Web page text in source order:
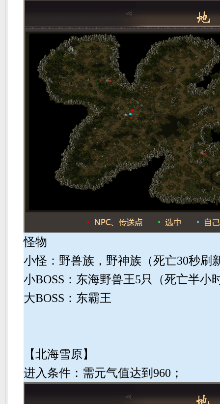
怪物
小怪：野兽族，野神族（死亡30秒刷
小BOSS：东海野兽王5只（死亡半小
大BOSS：东霸王
【北海雪原】
进入条件：需元气值达到960；